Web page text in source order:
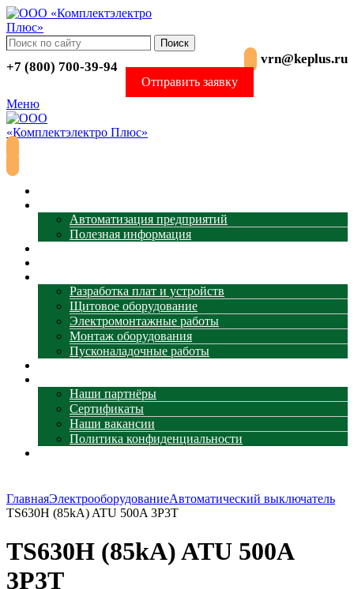
Поиск
vrn@keplus.ru
+7 (800) 700-39-94
Отправить заявку
Меню
Автоматизация предприятий
Полезная информация
Разработка плат и устройств
Щитовое оборудование
Электромонтажные работы
Монтаж оборудования
Пусконаладочные работы
Наши партнёры
Сертификаты
Наши вакансии
Политика конфиденциальности
ГлавнаяЭлектрооборудованиеАвтоматический выключатель
TS630H (85kA) ATU 500A 3P3T
TS630H (85kA) ATU 500A
3P3T